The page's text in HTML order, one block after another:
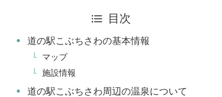
目次
道の駅こぶちさわの基本情報
マップ
施設情報
道の駅こぶちさわ周辺の温泉について